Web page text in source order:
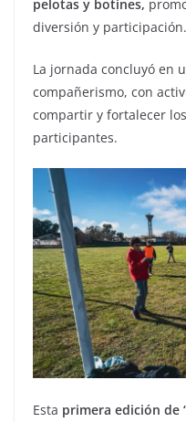
pelotas y botines,
diversión y participación.
La jornada concluyó en
compañerismo, con
compartir y fortalecer
participantes.
Esta primera edición de